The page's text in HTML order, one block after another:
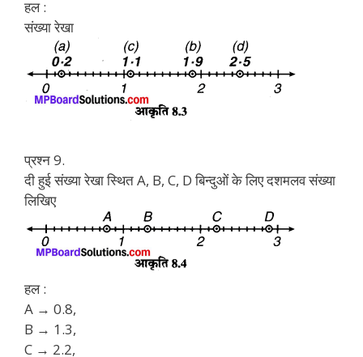
हल :
संख्या रेखा
प्रश्न 9.
दी हुई संख्या रेखा स्थित A, B, C, D बिन्दुओं के लिए दशमलव संख्या
लिखिए
हल :
A → 0.8,
B → 1.3,
C → 2.2,